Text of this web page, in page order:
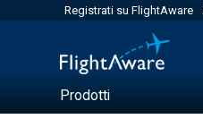
Registrati su FlightAware
Prodotti